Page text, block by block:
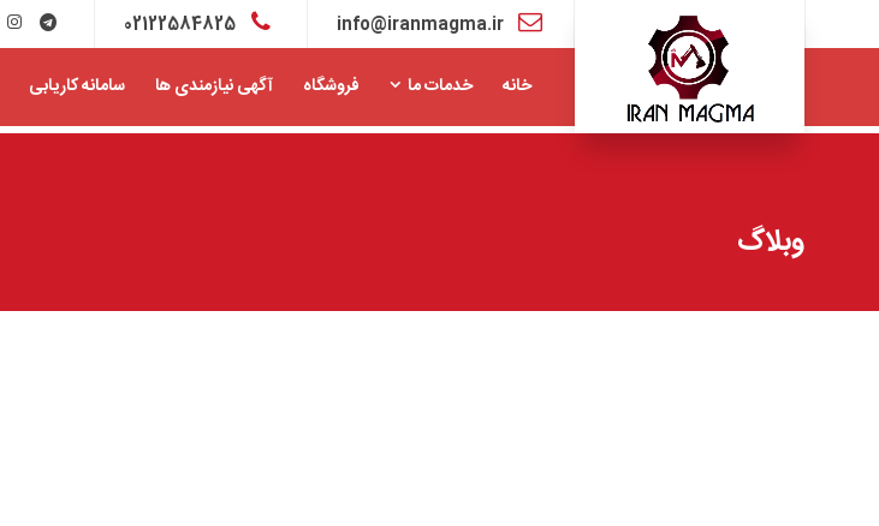
info@iranmagma.ir
02122584825
خانه خدمات ما فروشگاه آگهی نیازمندی ها سامانه کاریابی
وبلاگ